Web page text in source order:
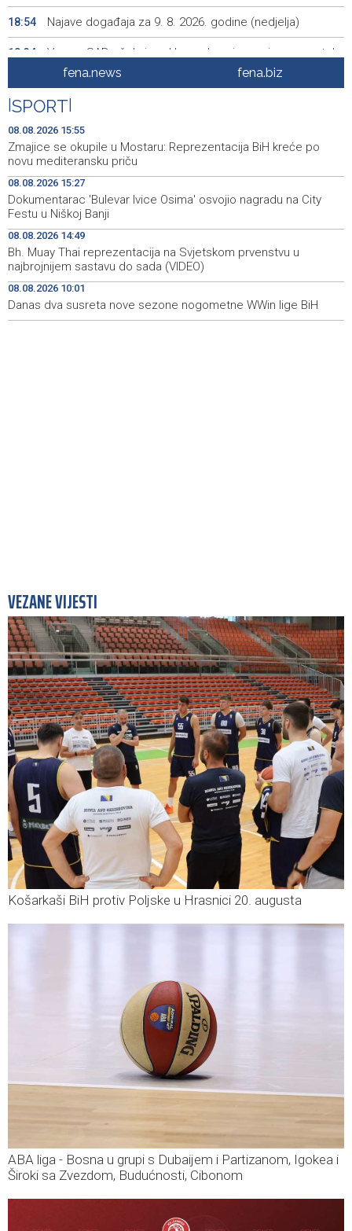
18:54 Najave događaja za 9. 8. 2026. godine (nedjelja)
18:34
Vance: SAD očekuje od Irana da osigura siguran protok
nafte kroz Hormuški moreuz
18:21
Iranski šef sigurnosti: Hormuški moreuz će ostati
zatvoren dok SAD ne ispuni zahtjeve Teherana
18:09
Iran 'vrlo blizu' dogovora s Omanom o novoj Hormuškoj
brodskoj ruti
18:05
Koncertom Marije Šerifović večeras se zatvara
manifestacija 'Dani dijaspore Travnik 2026'
17:26
Kod mosta Brčko - Gunja pronađene kosti, vještaci
sudske medicine utvrđuju porijeklo
17:15
'Pekijada' u Varešu okupila 37 ekipa iz četiri države
regiona
fena.news fena.biz
SPORT
08.08.2026 15:55
Zmajice se okupile u Mostaru: Reprezentacija BiH kreće po
novu mediteransku priču
08.08.2026 15:27
Dokumentarac 'Bulevar Ivice Osima' osvojio nagradu na City
Festu u Niškoj Banji
08.08.2026 14:49
Bh. Muay Thai reprezentacija na Svjetskom prvenstvu u
najbrojnijem sastavu do sada (VIDEO)
08.08.2026 10:01
Danas dva susreta nove sezone nogometne WWin lige BiH
VEZANE VIJESTI
Košarkaši BiH protiv Poljske u Hrasnici 20. augusta
ABA liga - Bosna u grupi s Dubaijem i Partizanom, Igokea i
Široki sa Zvezdom, Budućnosti, Cibonom